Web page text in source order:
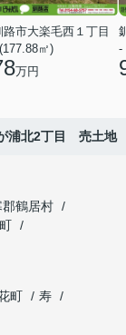
路市大楽毛西１丁目
㎡)
万円
-
浦北2丁目 売土地
郡鶴居村
町
寿